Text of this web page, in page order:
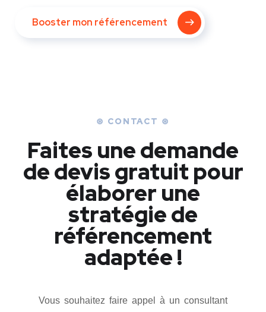
Booster mon référencement
⊛ CONTACT ⊛
Faites une demande
de devis gratuit pour
élaborer une
stratégie de
référencement
adaptée !
Vous souhaitez faire appel à un consultant